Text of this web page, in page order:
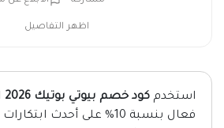
اظهر التفاصيل
استخدم كود خصم بيوتي بوتيك 2026
فعال بنسبة 10% على أحدث